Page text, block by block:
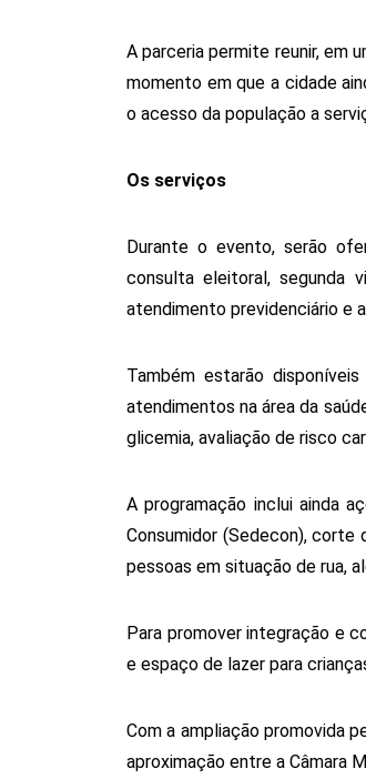
A parceria permite reunir, em
momento em que a cidade
o acesso da população a
Os serviços
Durante o evento, serão
consulta eleitoral, segunda
atendimento previdenciário e
Também estarão
atendimentos na área da
glicemia, avaliação de risco
A programação inclui ainda
Consumidor (Sedecon), corte
pessoas em situação de rua,
Para promover integração e
e espaço de lazer para
Com a ampliação promovida
aproximação entre a Câmara